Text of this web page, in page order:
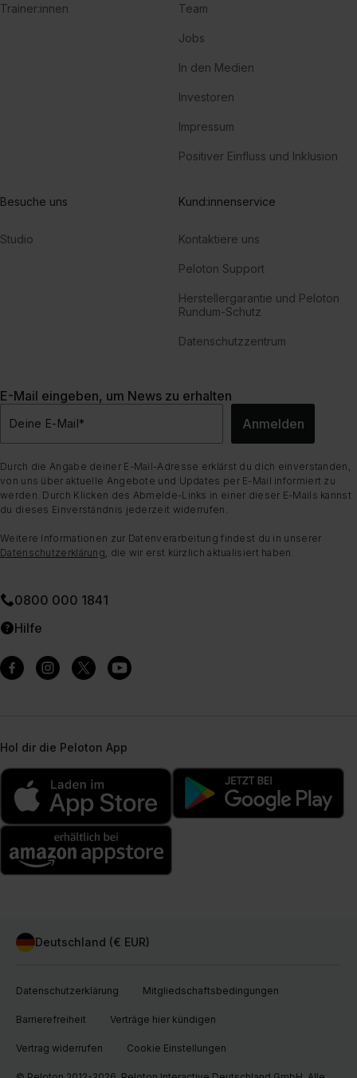
Trainer:innen Team
Jobs
In den Medien
Investoren
Impressum
Positiver Einfluss und Inklusion
Besuche uns
Studio
Kund:innenservice
Kontaktiere uns
Peloton Support
Herstellergarantie und Peloton
Rundum-Schutz
Datenschutzzentrum
E-Mail eingeben, um News zu erhalten
Deine E-Mail* Anmelden
Durch die Angabe deiner E-Mail-Adresse erklärst du dich einverstanden,
von uns über aktuelle Angebote und Updates per E-Mail informiert zu
werden. Durch Klicken des Abmelde-Links in einer dieser E-Mails kannst
du dieses Einverständnis jederzeit widerrufen.
Weitere Informationen zur Datenverarbeitung findest du in unserer
Datenschutzerklärung , die wir erst kürzlich aktualisiert haben.
0800 000 1841
Hilfe
Hol dir die Peloton App
Deutschland (€ EUR)
Datenschutzerklärung Mitgliedschaftsbedingungen
Barrierefreiheit Verträge hier kündigen
Vertrag widerrufen Cookie Einstellungen